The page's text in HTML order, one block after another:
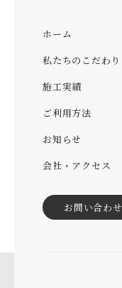
ホーム
私たちのこだわり
施工実績
ご利用方法
お知らせ
会社・アクセス
お問い合わせ